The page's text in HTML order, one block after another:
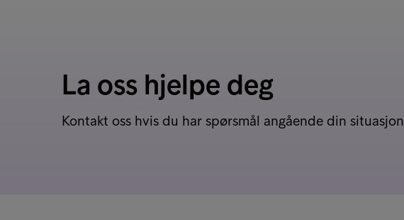
La oss hjelpe deg
Kontakt oss hvis du har spørsmål angående din situasjon